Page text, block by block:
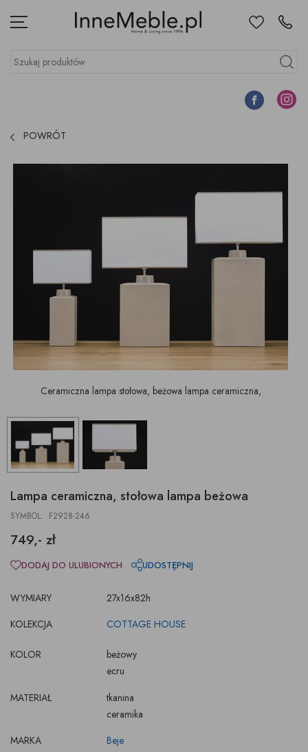
Menu UlubioneKontakt
Szukaj produktów
Szukaj
Facebook
POWRÓT
Ceramiczna lampa stołowa, beżowa lampa ceramiczna,
Lampa ceramiczna, stołowa lampa beżowa
SYMBOL: F2928-246
749,- zł
WYMIARY
27x16x82h
KOLEKCJA
COTTAGE HOUSE
KOLOR
beżowy
ecru
MATERIAŁ
tkanina
ceramika
MARKA
Beje
DODAJ DO ULUBIONYCH UDOSTĘPNIJ